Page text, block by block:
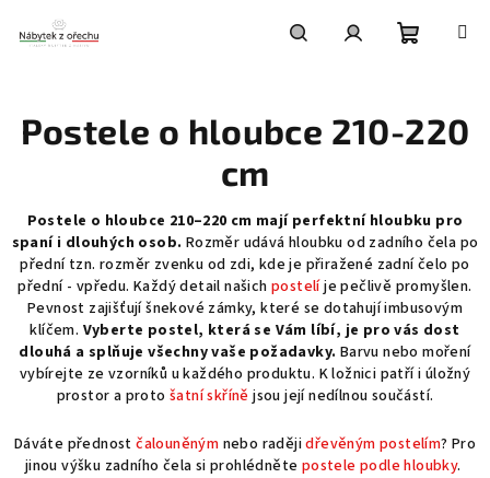
obsah
košík
Postele o hloubce 210-220
cm
Postele o hloubce 210–220 cm mají perfektní hloubku pro
spaní i dlouhých osob. Rozměr udává hloubku od zadního čela po
přední tzn. rozměr zvenku od zdi, kde je přiražené zadní čelo po
přední - vpředu. Každý detail našichpostelíje pečlivě promyšlen.
Pevnost zajišťují šnekové zámky, které se dotahují imbusovým
klíčem. Vyberte postel, která se Vám líbí, je pro vás dost
dlouhá a splňuje všechny vaše požadavky. Barvu nebo moření
vybírejte ze vzorníků u každého produktu. K ložnici patří i úložný
prostor a proto šatní skříně jsou její nedílnou součástí.
Dáváte přednostčalouněným nebo radějidřevěným postelím? Pro
jinou výšku zadního čela si prohlédněte postele podle hloubky.